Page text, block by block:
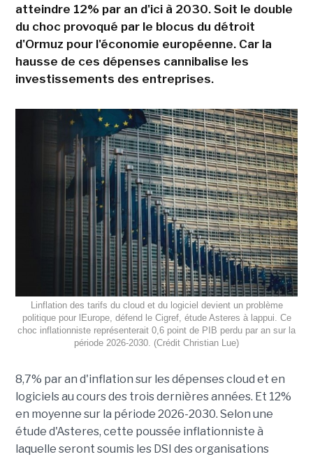
atteindre 12% par an d'ici à 2030. Soit le double
du choc provoqué par le blocus du détroit
d'Ormuz pour l'économie européenne. Car la
hausse de ces dépenses cannibalise les
investissements des entreprises.
Linflation des tarifs du cloud et du logiciel devient un problème
politique pour lEurope, défend le Cigref, étude Asteres à lappui. Ce
choc inflationniste représenterait 0,6 point de PIB perdu par an sur la
période 2026-2030. (Crédit Christian Lue)
8,7% par an d'inflation sur les dépenses cloud et en
logiciels au cours des trois dernières années. Et 12%
en moyenne sur la période 2026-2030. Selon une
étude d'Asteres, cette poussée inflationniste à
laquelle seront soumis les DSI des organisations